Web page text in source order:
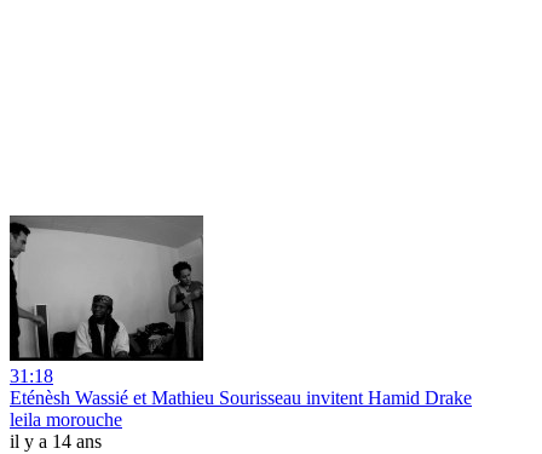
31:18
Eténèsh Wassié et Mathieu Sourisseau invitent Hamid Drake
leila morouche
il y a 14 ans